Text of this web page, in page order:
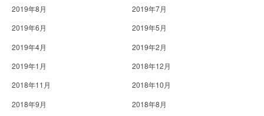
2019年8月
2019年7月
2019年6月
2019年5月
2019年4月
2019年2月
2019年1月
2018年12月
2018年11月
2018年10月
2018年9月
2018年8月